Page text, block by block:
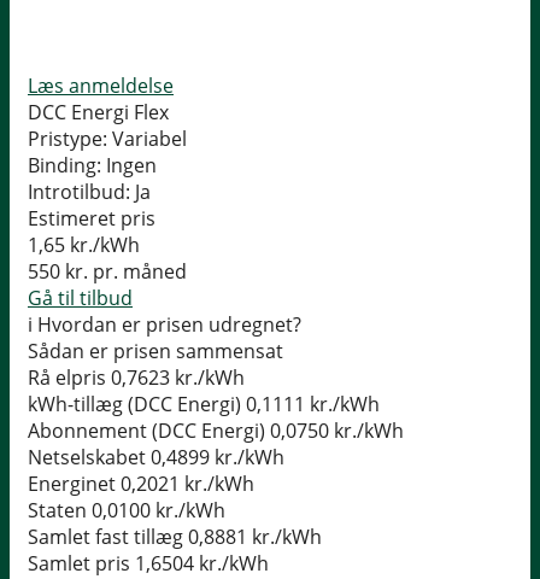
Læs anmeldelse
DCC Energi Flex
Pristype: Variabel
Binding: Ingen
Introtilbud: Ja
Estimeret pris
1,65 kr./kWh
550 kr. pr. måned
Gå til tilbud
i Hvordan er prisen udregnet?
Sådan er prisen sammensat
Rå elpris 0,7623 kr./kWh
kWh-tillæg (DCC Energi) 0,1111 kr./kWh
Abonnement (DCC Energi) 0,0750 kr./kWh
Netselskabet0,4899 kr./kWh
Energinet0,2021 kr./kWh
Staten 0,0100 kr./kWh
Samlet fast tillæg0,8881 kr./kWh
Samlet pris 1,6504 kr./kWh